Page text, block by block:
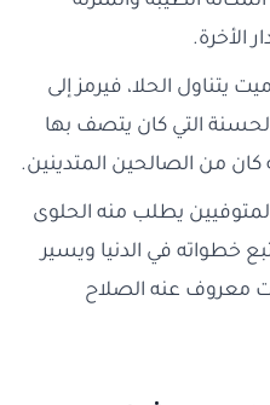
الأخرة.
يتناول الحلا، فيرمز إلى
التي كان يتصف بها
من الصالحين المتدينين.
المتوفيين يطلب منه الحلوى
خطواته في الدنيا ويسير
معروف عنه الصلاح